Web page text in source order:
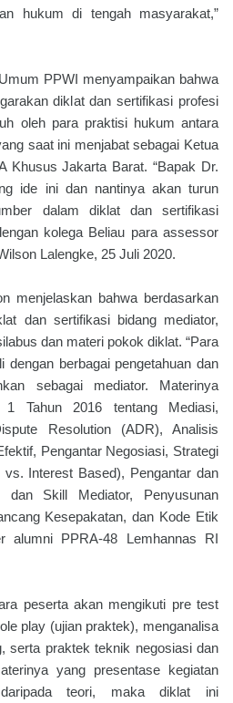
hukum di tengah masyarakat,”
PPWI menyampaikan bahwa
diklat dan sertifikasi profesi
oleh para praktisi hukum antara
saat ini menjabat sebagai Ketua
Khusus Jakarta Barat. “Bapak Dr.
ide ini dan nantinya akan turun
dalam diklat dan sertifikasi
kolega Beliau para assessor
Lalengke, 25 Juli 2020.
menjelaskan bahwa berdasarkan
dan sertifikasi bidang mediator,
dan materi pokok diklat. “Para
dengan berbagai pengetahuan dan
sebagai mediator. Materinya
Tahun 2016 tentang Mediasi,
Resolution (ADR), Analisis
Pengantar Negosiasi, Strategi
Interest Based), Pengantar dan
dan Skill Mediator, Penyusunan
Kesepakatan, dan Kode Etik
alumni PPRA-48 Lemhannas RI
peserta akan mengikuti pre test
play (ujian praktek), menganalisa
serta praktek teknik negosiasi dan
yang presentase kegiatan
teori, maka diklat ini